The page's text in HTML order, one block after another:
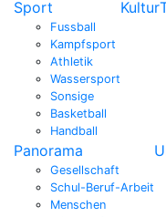
Sport
Fussball
Kampfsport
Athletik
Wassersport
Sonsige
Basketball
Handball
Kultur
Panorama
Gesellschaft
Schul-Beruf-Arbeit
Menschen